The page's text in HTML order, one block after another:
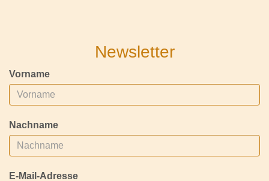
Newsletter
Vorname
Nachname
E-Mail-Adresse